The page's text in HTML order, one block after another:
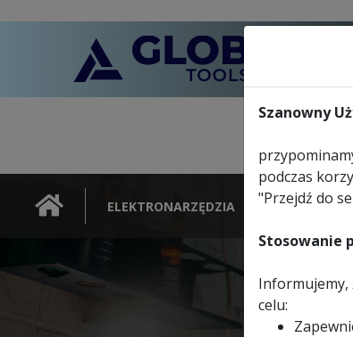
ELEKTRONARZĘDZIA NARZĘDZIA
Szanowny
podczas
"Przejdź do
Stosowanie
Informujemy,
celu: